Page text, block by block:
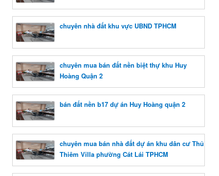
chuyên nhà đất khu vực UBND TPHCM
chuyên mua bán đất nền biệt thự khu Huy
Hoàng Quận 2
bán đất nền b17 dự án Huy Hoàng quận 2
chuyên mua bán nhà đất dự án khu dân cư Thủ
Thiêm Villa phường Cát Lái TPHCM